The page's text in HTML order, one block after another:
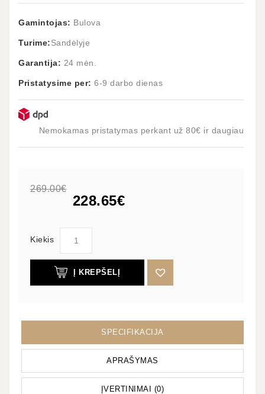
Gamintojas: Bulova
Turime:Sandėlyje
Garantija: 24 mėn.
Pristatysime per: 6-9 darbo dienas
Nemokamas pristatymas perkant už 80€ ir daugiau
269.00€
228.65€
Kiekis
Į KREPŠELĮ
SPECIFIKACIJA
APRAŠYMAS
ĮVERTINIMAI (0)